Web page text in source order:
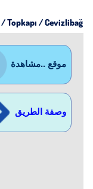
/ Topkapı / Cevizlibağ
موقع ..مشاهدة
وصفة الطريق